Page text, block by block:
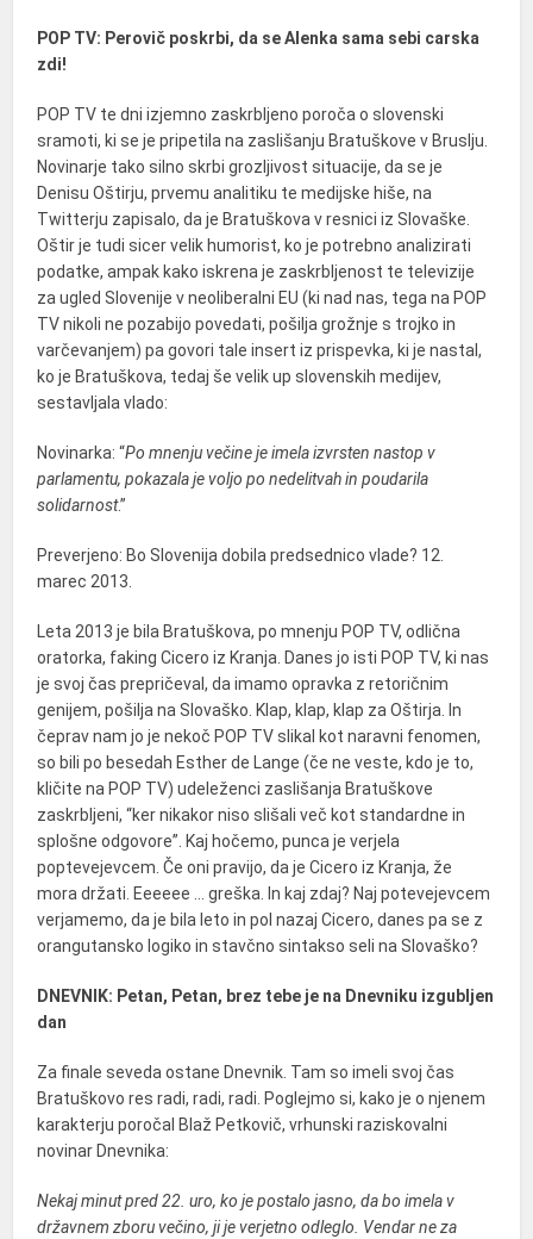
POP TV: Perovič poskrbi, da se Alenka sama sebi carska
zdi!
POP TV te dni izjemno zaskrbljeno poroča o slovenski
sramoti, ki se je pripetila na zaslišanju Bratuškove v Bruslju.
Novinarje tako silno skrbi grozljivost situacije, da se je
Denisu Oštirju, prvemu analitiku te medijske hiše, na
Twitterju zapisalo, da je Bratuškova v resnici iz Slovaške.
Oštir je tudi sicer velik humorist, ko je potrebno analizirati
podatke, ampak kako iskrena je zaskrbljenost te televizije
za ugled Slovenije v neoliberalni EU (ki nad nas, tega na POP
TV nikoli ne pozabijo povedati, pošilja grožnje s trojko in
varčevanjem) pa govori tale insert iz prispevka, ki je nastal,
ko je Bratuškova, tedaj še velik up slovenskih medijev,
sestavljala vlado:
Novinarka: “Po mnenju večine je imela izvrsten nastop v
parlamentu, pokazala je voljo po nedelitvah in poudarila
solidarnost.”
Preverjeno: Bo Slovenija dobila predsednico vlade? 12.
marec 2013.
Leta 2013 je bila Bratuškova, po mnenju POP TV, odlična
oratorka, faking Cicero iz Kranja. Danes jo isti POP TV, ki nas
je svoj čas prepričeval, da imamo opravka z retoričnim
genijem, pošilja na Slovaško. Klap, klap, klap za Oštirja. In
čeprav nam jo je nekoč POP TV slikal kot naravni fenomen,
so bili po besedah Esther de Lange (če ne veste, kdo je to,
kličite na POP TV) udeleženci zaslišanja Bratuškove
zaskrbljeni, “ker nikakor niso slišali več kot standardne in
splošne odgovore”. Kaj hočemo, punca je verjela
poptevejevcem. Če oni pravijo, da je Cicero iz Kranja, že
mora držati. Eeeeee … greška. In kaj zdaj? Naj potevejevcem
verjamemo, da je bila leto in pol nazaj Cicero, danes pa se z
orangutansko logiko in stavčno sintakso seli na Slovaško?
DNEVNIK: Petan, Petan, brez tebe je na Dnevniku izgubljen
dan
Za finale seveda ostane Dnevnik. Tam so imeli svoj čas
Bratuškovo res radi, radi, radi. Poglejmo si, kako je o njenem
karakterju poročal Blaž Petkovič, vrhunski raziskovalni
novinar Dnevnika:
Nekaj minut pred 22. uro, ko je postalo jasno, da bo imela v
državnem zboru večino, ji je verjetno odleglo. Vendar ne za